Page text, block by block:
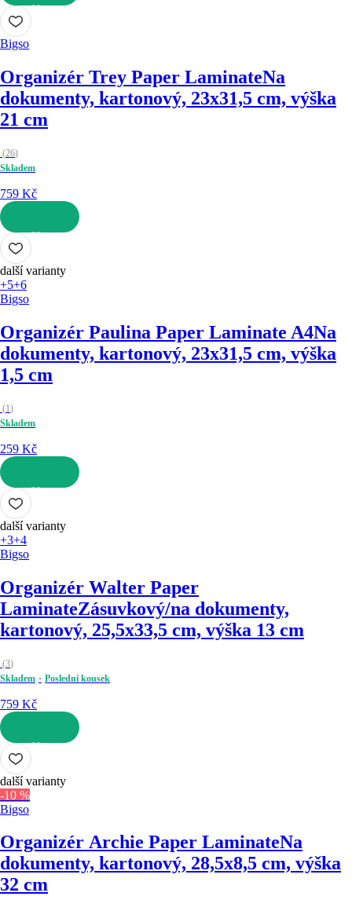
DO KOŠÍKU
Bigso
Organizér Trey Paper LaminateNa
dokumenty, kartonový, 23x31,5 cm, výška
21 cm
(26)
Skladem
759 Kč
DO KOŠÍKU
další varianty
+5+6
Bigso
Organizér Paulina Paper Laminate A4Na
dokumenty, kartonový, 23x31,5 cm, výška
1,5 cm
(1)
Skladem
259 Kč
DO KOŠÍKU
další varianty
+3+4
Bigso
Organizér Walter Paper
LaminateZásuvkový/na dokumenty,
kartonový, 25,5x33,5 cm, výška 13 cm
(3)
Skladem
Poslední kousek
759 Kč
DO KOŠÍKU
další varianty
-10 %
Bigso
Organizér Archie Paper LaminateNa
dokumenty, kartonový, 28,5x8,5 cm, výška
32 cm